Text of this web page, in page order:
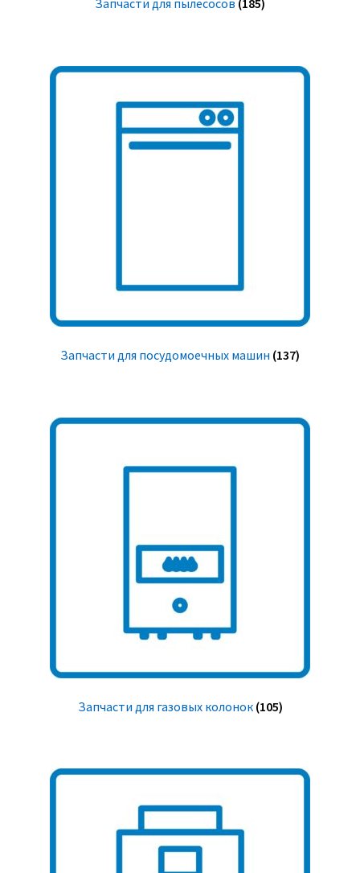
Запчасти для пылесосов (185)
Запчасти для посудомоечных машин (137)
Запчасти для газовых колонок (105)